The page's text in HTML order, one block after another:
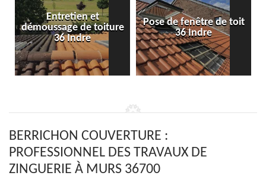
Entretien et
démoussage de toiture
36 Indre
Pose de fenêtre de toit
36 Indre
BERRICHON COUVERTURE :
PROFESSIONNEL DES TRAVAUX DE
ZINGUERIE À MURS 36700